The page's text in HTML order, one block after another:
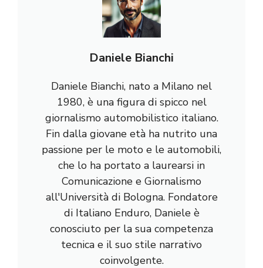
Daniele Bianchi
Daniele Bianchi, nato a Milano nel
1980, è una figura di spicco nel
giornalismo automobilistico italiano.
Fin dalla giovane età ha nutrito una
passione per le moto e le automobili,
che lo ha portato a laurearsi in
Comunicazione e Giornalismo
all'Università di Bologna. Fondatore
di Italiano Enduro, Daniele è
conosciuto per la sua competenza
tecnica e il suo stile narrativo
coinvolgente.